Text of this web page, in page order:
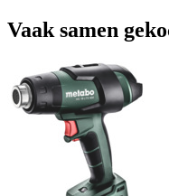
Vaak samen